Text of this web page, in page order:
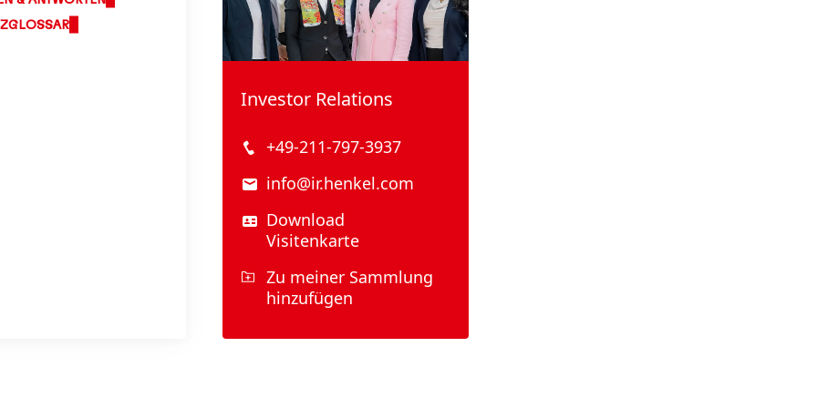
Investor Relations
+49-211-797-3937
info@ir.henkel.com
Download
Visitenkarte
Zu meiner Sammlung
hinzufügen